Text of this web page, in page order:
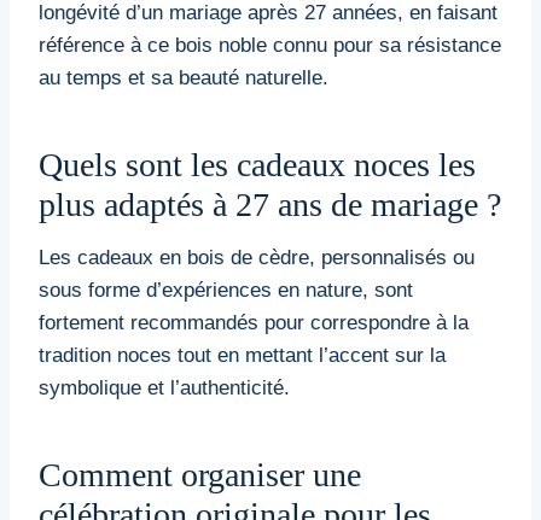
longévité d’un mariage après 27 années, en faisant
référence à ce bois noble connu pour sa résistance
au temps et sa beauté naturelle.
Quels sont les cadeaux noces les
plus adaptés à 27 ans de mariage ?
Les cadeaux en bois de cèdre, personnalisés ou
sous forme d’expériences en nature, sont
fortement recommandés pour correspondre à la
tradition noces tout en mettant l’accent sur la
symbolique et l’authenticité.
Comment organiser une